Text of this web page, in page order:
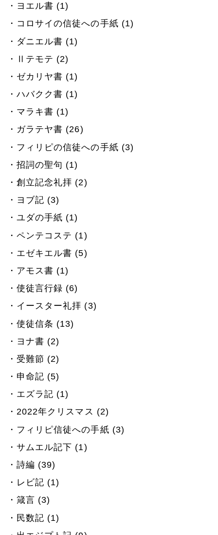
ヨエル書 (1)
コロサイの信徒への手紙 (1)
ダニエル書 (1)
Ⅱテモテ (2)
ゼカリヤ書 (1)
ハバクク書 (1)
マラキ書 (1)
ガラテヤ書 (26)
フィリピの信徒への手紙 (3)
招詞の聖句 (1)
創立記念礼拝 (2)
ヨブ記 (3)
ユダの手紙 (1)
ペンテコステ (1)
エゼキエル書 (5)
アモス書 (1)
使徒言行録 (6)
イースター礼拝 (3)
使徒信条 (13)
ヨナ書 (2)
受難節 (2)
申命記 (5)
エズラ記 (1)
2022年クリスマス (2)
フィリピ信徒への手紙 (3)
サムエル記下 (1)
詩編 (39)
レビ記 (1)
箴言 (3)
民数記 (1)